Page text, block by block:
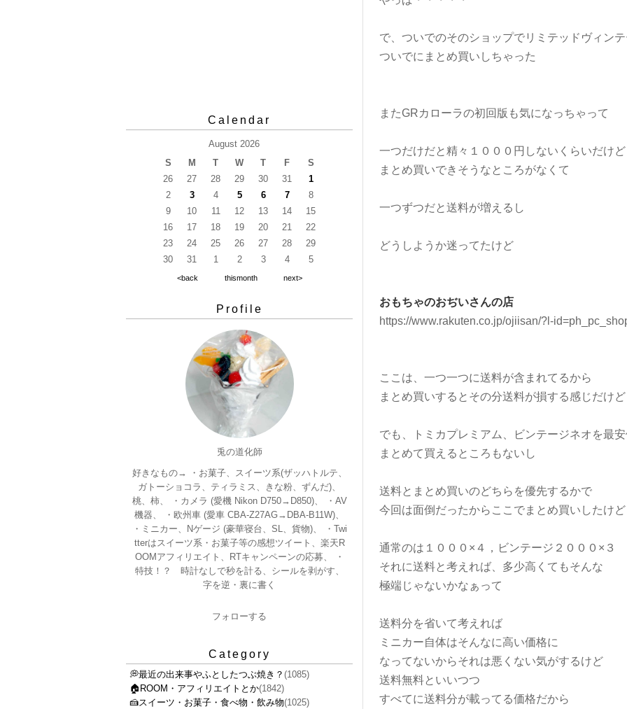
Calendar
August 2026
S
M T W T F
S
26
27 28 29 30 31
1
2
3 4 5 6 7
8
9
10 11 12 13 14
15
16
17 18 19 20 21
22
23
24 25 26 27 28
29
30
31 1 2 3 4 5
<back thismonth next>
Profile
兎の道化師
好きなもの→ ・お菓子、スイーツ系(ザッハトルテ、
ガトーショコラ、ティラミス、きな粉、ずんだ)、
桃、柿、 ・カメラ (愛機 Nikon D750→D850)、 ・AV
機器、 ・欧州車 (愛車 CBA-Z27AG→DBA-B11W)、
・ミニカー、Nゲージ (豪華寝台、SL、貨物)、 ・Twi
tterはスイーツ系・お菓子等の感想ツイート、楽天R
OOMアフィリエイト、RTキャンペーンの応募、 ・
特技！？ 時計なしで秒を計る、シールを剥がす、
字を逆・裏に書く
フォローする
Category
💭最近の出来事やふとしたつぶ焼き？ (1085)
🏠ROOM・アフィリエイトとか(1842)
🍰スイーツ・お菓子・食べ物・飲み物(1025)
で、ついでのそのショップでリミテッドヴィン
ついでにまとめ買いしちゃった
またGRカローラの初回版も気になっちゃって
一つだけだと精々１０００円しないくらいだけど
まとめ買いできそうなところがなくて
一つずつだと送料が増えるし
どうしようか迷ってたけど
おもちゃのおぢいさんの店
https://www.rakuten.co.jp/ojiisan/?l-
ここは、一つ一つに送料が含まれてるから
まとめ買いするとその分送料が損する感じだけど
でも、トミカプレミアム、ビンテージネオを最
まとめて買えるところもないし
送料とまとめ買いのどちらを優先するかで
今回は面倒だったからここでまとめ買いしたけど
通常のは１０００×４，ビンテージ２０００×３
それに送料と考えれば、多少高くてもそんな
極端じゃないかなぁって
送料分を省いて考えれば
ミニカー自体はそんなに高い価格に
なってないからそれは悪くない気がするけど
送料無料といいつつ
すべてに送料分が載ってる価格だから